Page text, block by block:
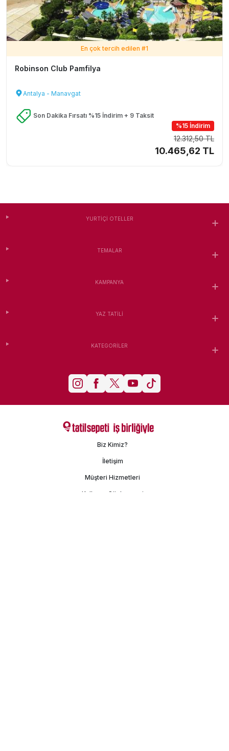
En çok tercih edilen #1
Robinson Club Pamfilya
Antalya - Manavgat
Son Dakika Fırsatı %15 İndirim + 9 Taksit
%15 İndirim
12.312,50 TL
10.465,62 TL
YURTIÇI OTELLER
TEMALAR
KAMPANYA
YAZ TATILI
KATEGORILER
Biz Kimiz?
İletişim
Müşteri Hizmetleri
Kullanım Sözleşmesi